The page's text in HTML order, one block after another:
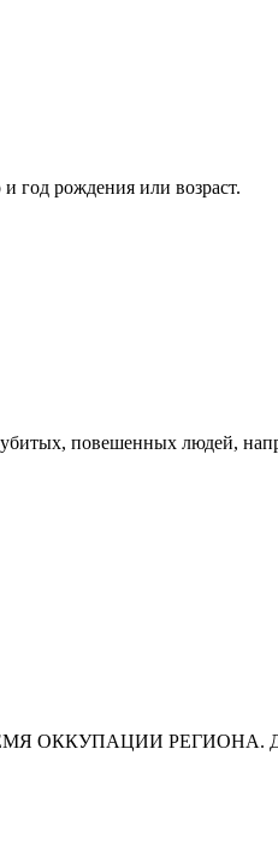
рождения или возраст.
повешенных людей,
ОККУПАЦИИ РЕГИОНА.